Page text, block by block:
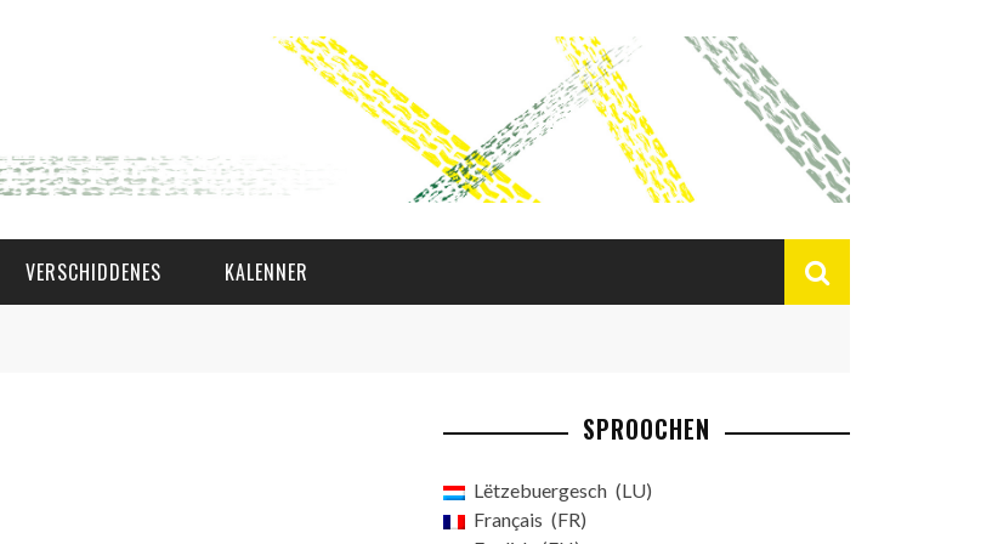
VERSCHIDDENES KALENNER
SPROOCHEN
Lëtzebuergesch
LU
Français
FR